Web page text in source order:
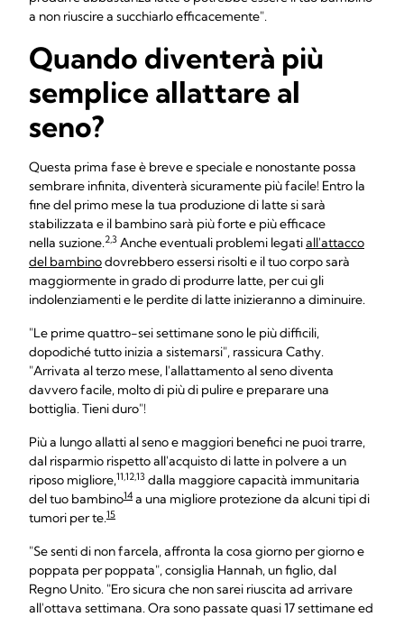
a non riuscire a succhiarlo efficacemente".
Quando diventerà più
semplice allattare al
seno?
Questa prima fase è breve e speciale e nonostante possa
sembrare infinita, diventerà sicuramente più facile! Entro la
fine del primo mese la tua produzione di latte si sarà
stabilizzata e il bambino sarà più forte e più efficace
nella suzione.2,3 Anche eventuali problemi legatiall'attacco
del bambinodovrebbero essersi risolti e il tuo corpo sarà
maggiormente in grado di produrre latte, per cui gli
indolenziamenti e le perdite di latte inizieranno a diminuire.
"Le prime quattro-sei settimane sono le più difficili,
dopodiché tutto inizia a sistemarsi", rassicura Cathy.
"Arrivata al terzo mese, l'allattamento al seno diventa
davvero facile, molto di più di pulire e preparare una
bottiglia. Tieni duro"!
Più a lungo allatti al seno e maggiori benefici ne puoi trarre,
dal risparmio rispetto all'acquisto di latte in polvere a un
riposo migliore,11,12,13 dalla maggiore capacità immunitaria
del tuo bambino14 a una migliore protezione da alcuni tipi di
tumori per te.15
"Se senti di non farcela, affronta la cosa giorno per giorno e
poppata per poppata", consiglia Hannah, un figlio, dal
Regno Unito. "Ero sicura che non sarei riuscita ad arrivare
all'ottava settimana. Ora sono passate quasi 17 settimane ed